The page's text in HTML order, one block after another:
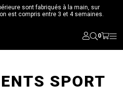
sont fabriqués à la main, sur
est compris entre 3 et 4 semaines.
0
SPORT